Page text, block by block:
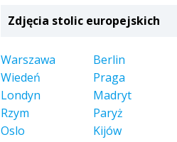
Zdjęcia stolic europejskich
Warszawa
Berlin
Wiedeń
Praga
Londyn
Madryt
Rzym
Paryż
Oslo
Kijów